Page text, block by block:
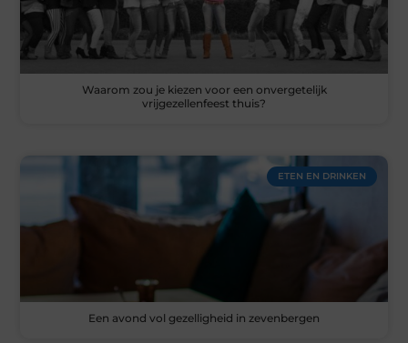
Waarom zou je kiezen voor een onvergetelijk
vrijgezellenfeest thuis?
ETEN EN DRINKEN
Een avond vol gezelligheid in zevenbergen